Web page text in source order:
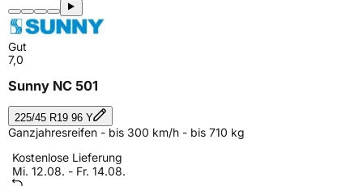
Gut
7,0
Sunny NC 501
225/45 R19 96 Y
Ganzjahresreifen - bis 300 km/h - bis 710 kg
Kostenlose Lieferung
Mi. 12.08. - Fr. 14.08.